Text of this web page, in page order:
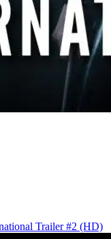
Trailer #2 (HD)